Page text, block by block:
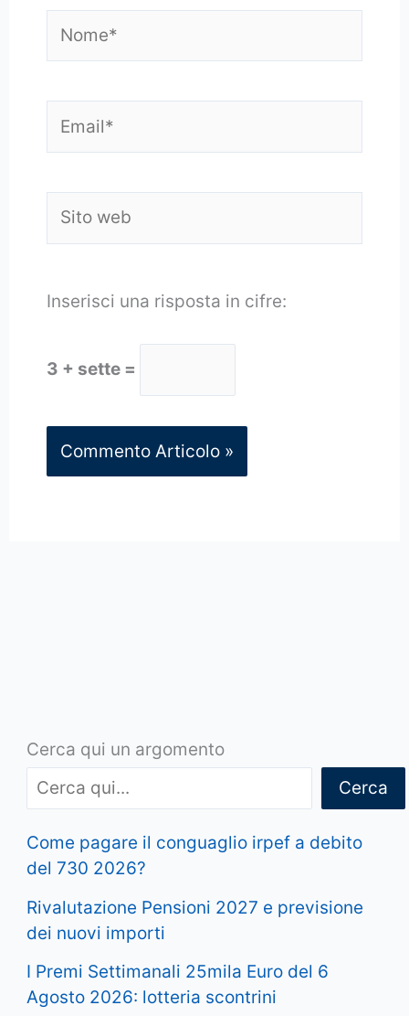
web
Inserisci una risposta in cifre:
3 + sette =
Cerca qui un argomento
Cerca
Come pagare il conguaglio irpef a debito
del 730 2026?
Rivalutazione Pensioni 2027 e previsione
dei nuovi importi
I Premi Settimanali 25mila Euro del 6
Agosto 2026: lotteria scontrini